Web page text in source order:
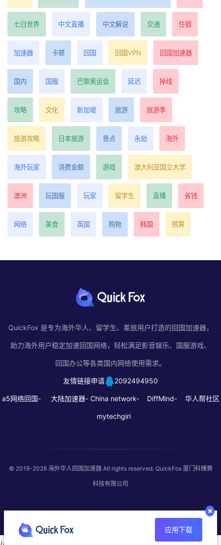
七日世界 中文直播 中文解说 交通 住宿
加速器 卡顿 回国 回国VPN 回国加速器
国内 国服 巴黎奥运会 延迟 掉线
攻略 文化 新加坡 旅游 旅游季
旅游攻略 日本旅游 景点 永劫 海外
海外玩家 消费金额 游戏 澳大利亚国立大学
澳洲 玩国服 玩家 留学生 直播 省钱
网络 美食 英国 购物 韩国 预算
QuickFox 是专为海外华人、留学生、差旅用户打造的回国加速器，
助力海外用户稳定加速回国网络，轻松满足影音娱乐、国服游戏、
回国办公等各类国内网络使用需求。
友情链接申请 2092494950
a5网络回国- 大陆加速器- China network- DiffMind- 华人帮社区
mytechgirl
© 2019-2026 海外华人回国加速器All rights reserved. QuickFox 厦门科臻赛
科技有限公司
应用下载